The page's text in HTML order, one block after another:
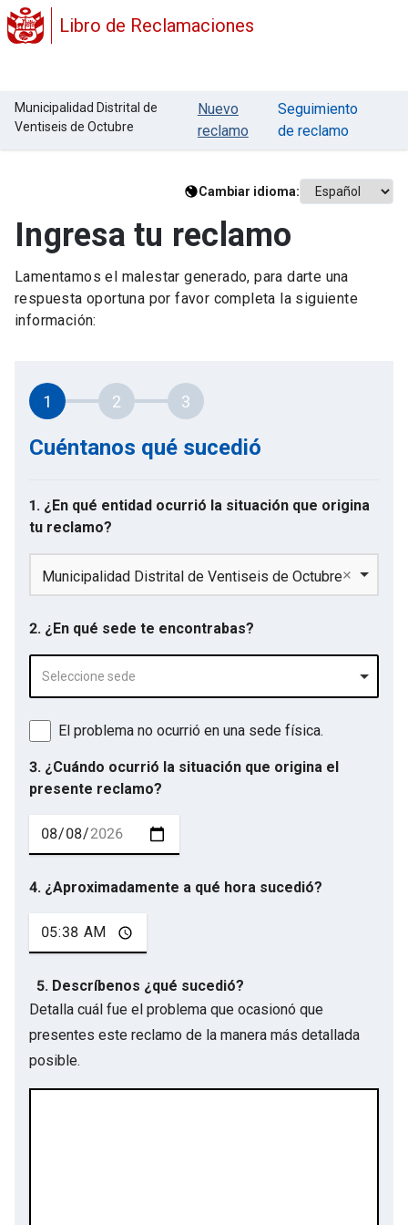
Libro de Reclamaciones
Municipalidad Distrital de
Ventiseis de Octubre
Nuevo
reclamo
Seguimiento
de reclamo
Cambiar idioma:
Ingresa tu reclamo
Lamentamos el malestar generado, para darte una
respuesta oportuna por favor completa la siguiente
información:
1 2 3
Cuéntanos qué sucedió
1. ¿En qué entidad ocurrió la situación que origina
tu reclamo?
Municipalidad Distrital de Ventiseis de Octubre
2. ¿En qué sede te encontrabas?
Seleccione sede
El problema no ocurrió en una sede física.
3. ¿Cuándo ocurrió la situación que origina el
presente reclamo?
4. ¿Aproximadamente a qué hora sucedió?
5. Descríbenos ¿qué sucedió?
Detalla cuál fue el problema que ocasionó que
presentes este reclamo de la manera más detallada
posible.